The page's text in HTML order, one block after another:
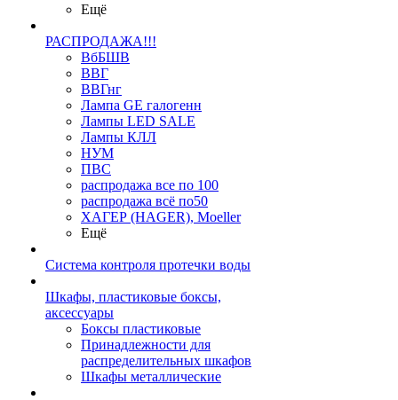
Ещё
РАСПРОДАЖА!!!
ВбБШВ
ВВГ
ВВГнг
Лампа GE галогенн
Лампы LED SALE
Лампы КЛЛ
НУМ
ПВС
распродажа все по 100
распродажа всё по50
ХАГЕР (HAGER), Moeller
Ещё
Система контроля протечки воды
Шкафы, пластиковые боксы,
аксессуары
Боксы пластиковые
Принадлежности для
распределительных шкафов
Шкафы металлические